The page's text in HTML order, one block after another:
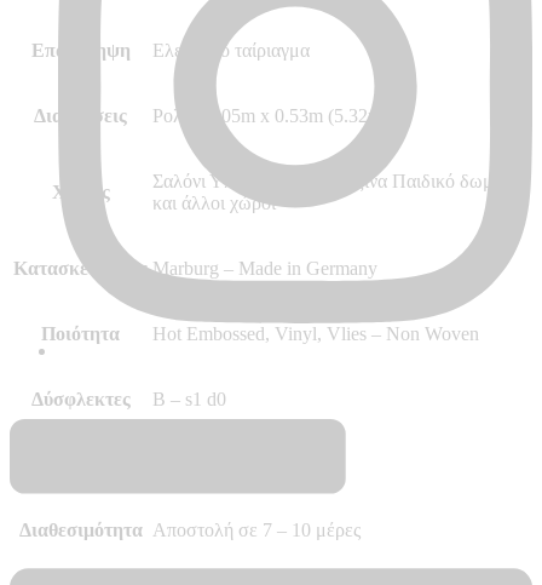
Επανάληψη Ελεύθερο ταίριαγμα
Διαστάσεις Ρολό 10.05m x 0.53m (5.32m²)
Χώρος
Σαλόνι Υπνοδωμάτιο Κουζίνα Παιδικό δωμάτιο
και άλλοι χώροι
Κατασκευαστής Marburg – Made in Germany
Ποιότητα Hot Embossed, Vinyl, Vlies – Non Woven
Δύσφλεκτες B – s1 d0
Διαθεσιμότητα Αποστολή σε 7 – 10 μέρες